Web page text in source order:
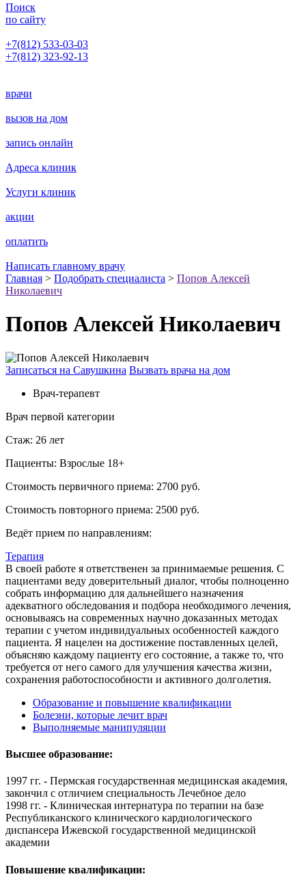
Поиск
по сайту
+7(812) 533-03-03
+7(812) 323-92-13
врачи
вызов на дом
запись онлайн
Адреса клиник
Услуги клиник
акции
оплатить
Написать главному врачу
Главная > Подобрать специалиста > Попов Алексей
Николаевич
Попов Алексей Николаевич
Записаться на Савушкина Вызвать врача на дом
Врач-терапевт
Врач первой категории
Стаж: 26 лет
Пациенты: Взрослые 18+
Стоимость первичного приема: 2700 руб.
Стоимость повторного приема: 2500 руб.
Ведёт прием по направлениям:
Терапия
В своей работе я ответственен за принимаемые решения. С
пациентами веду доверительный диалог, чтобы полноценно
собрать информацию для дальнейшего назначения
адекватного обследования и подбора необходимого лечения,
основываясь на современных научно доказанных методах
терапии с учетом индивидуальных особенностей каждого
пациента. Я нацелен на достижение поставленных целей,
объясняю каждому пациенту его состояние, а также то, что
требуется от него самого для улучшения качества жизни,
сохранения работоспособности и активного долголетия.
Образование и повышение квалификации
Болезни, которые лечит врач
Выполняемые манипуляции
Высшее образование:
1997 гг. - Пермская государственная медицинская академия,
закончил с отличием специальность Лечебное дело
1998 гг. - Клиническая интернатура по терапии на базе
Республиканского клинического кардиологического
диспансера Ижевской государственной медицинской
академии
Повышение квалификации: